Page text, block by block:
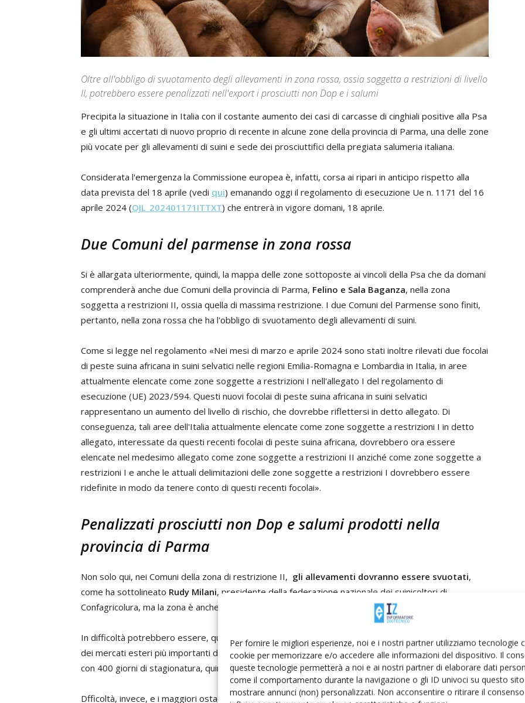
Per fornire le migliori esperienze, noi e i nostri partner utilizziamo tecnologie
cookie per memorizzare e/o accedere alle informazioni del dispositivo. Il
queste tecnologie permetterà a noi e ai nostri partner di elaborare dati
come il comportamento durante la navigazione o gli ID univoci su questo
mostrare annunci (non) personalizzati. Non acconsentire o ritirare il
Oltre all'obbligo di svuotamento degli allevamenti in zona rossa, ossia soggetta a restrizioni di livello
II, potrebbero essere penalizzati nell'export i prosciutti non Dop e i salumi
Precipita la situazione in Italia con il costante aumento dei casi di carcasse di cinghiali positive alla Psa
e gli ultimi accertati di nuovo proprio di recente in alcune zone della provincia di Parma, una delle zone
più vocate per gli allevamenti di suini e sede dei prosciuttifici della pregiata salumeria italiana.
Considerata l'emergenza la Commissione europea è, infatti, corsa ai ripari in anticipo rispetto alla
data prevista del 18 aprile (vedi qui) emanando oggi il regolamento di esecuzione Ue n. 1171 del 16
apríle 2024 (OJL_202401171ITTXT) che entrerà in vigore domani, 18 aprile.
Due Comuni del parmense in zona rossa
Si è allargata ulteriormente, quindi, la mappa delle zone sottoposte ai vincoli della Psa che da domani
comprenderà anche due Comuni della provincia di Parma, Felino e Sala Baganza, nella zona
soggetta a restrizioni II, ossia quella di massima restrizione. I due Comuni del Parmense sono finiti,
pertanto, nella zona rossa che ha l'obbligo di svuotamento degli allevamenti di suini.
Come si legge nel regolamento «Nei mesi di marzo e aprile 2024 sono stati inoltre rilevati due focolai
di peste suina africana in suini selvatici nelle regioni Emilia-Romagna e Lombardia in Italia, in aree
attualmente elencate come zone soggette a restrizioni I nell'allegato I del regolamento di
esecuzione (UE) 2023/594. Questi nuovi focolai di peste suina africana in suini selvatici
rappresentano un aumento del livello di rischio, che dovrebbe riflettersi in detto allegato. Di
conseguenza, tali aree dell'Italia attualmente elencate come zone soggette a restrizioni I in detto
allegato, interessate da questi recenti focolai di peste suina africana, dovrebbero ora essere
elencate nel medesimo allegato come zone soggette a restrizioni II anziché come zone soggette a
restrizioni I e anche le attuali delimitazioni delle zone soggette a restrizioni I dovrebbero essere
ridefinite in modo da tenere conto di questi recenti focolai».
Penalizzati prosciutti non Dop e salumi prodotti nella
provincia di Parma
Non solo qui, nei Comuni della zona di restrizione II, gli allevamenti dovranno essere svuotati,
come ha sottolineato Rudy Milani, presidente della federazione nazionale dei suinicoltori di
Confagricolura, ma la zona è anche sede di numerosi prosciuttifici.
In difficoltà potrebbero essere, quindi, i prosciutti anche se riguardo all'export negli Stati Uniti, uno
dei mercati esteri più importanti della salumeria nazionale, dovrebbero essere autorizzati i prosciutti
con 400 giorni di stagionatura, quindi quelli che si fregiano del marchio Dop.
Dfficoltà, invece, e i maggiori ostacoli all'export, potrebbero nascere per i prosciutti non Dop e per i